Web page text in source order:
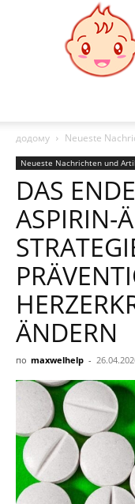
додому
Neueste
Neueste Nachrichten und
DAS
ASPIRIN-
ÄNDERN
по maxwelhelp -